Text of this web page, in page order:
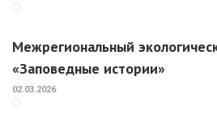
Межрегиональный
«Заповедные истории»
02.03.2026